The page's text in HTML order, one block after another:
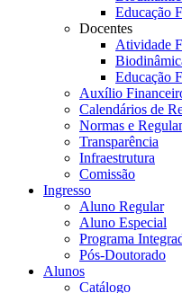
Educação
Docentes
Atividade
Educação
Auxílio
Calendários de
Normas e
Transparência
Infraestrutura
Comissão
Ingresso
Aluno Regular
Aluno Especial
Programa
Pós-Doutorado
Alunos
Catálogo